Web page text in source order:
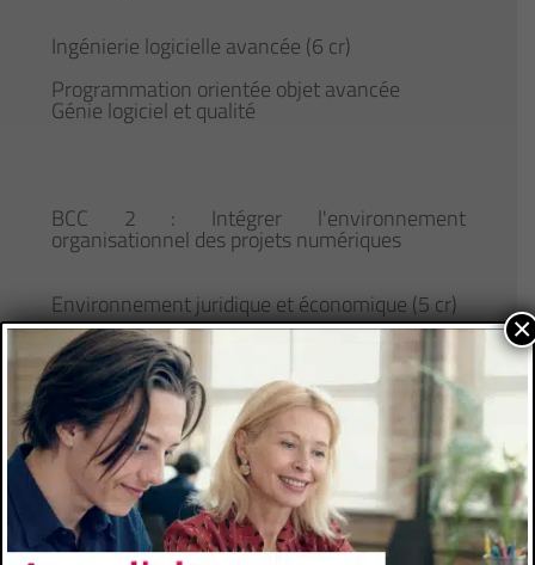
Ingénierie logicielle avancée (6 cr)
Programmation orientée objet avancée
Génie logiciel et qualité
BCC 2 : Intégrer l'environnement
organisationnel des projets numériques
Environnement juridique et économique (5 cr)
Aspects juridiques de l'informatique
Enjeux de l'économie numérique
BCC 3 : Intégrer les savoirs pluridisciplinaires
de l'informatique de gestion
×